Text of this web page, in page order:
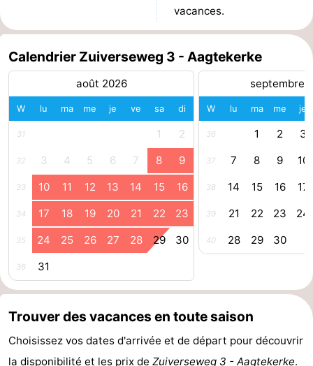
Route
Stationnement
Adresses
Zeeland
Schouwen-
Duiveland
Renesse
-
Bruinisse
-
vacances.
Calendrier Zuiverseweg 3 - Aagtekerke
août 2026
W lu ma me je ve sa di
31 1 2
32 3 4 5 6 7 8 9
33 10 11 12 13 14 15 16
34 17 18 19 20 21 22 23
35 24 25 26 27 28 29 30
36 31
septembre
W lu ma me je
36 1 2 3
37 7 8 9 10
38 14 15 16 17
39 21 22 23 24
40 28 29 30
Trouver des vacances en toute saison
Choisissez vos dates d'arrivée et de départ pour découvrir
la disponibilité et les prix de Zuiverseweg 3 - Aagtekerke.